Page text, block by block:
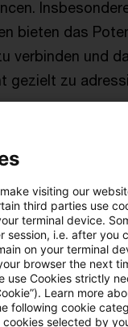
bieten das
verbinden und
gezielt zu
liegt
dass die
der
sondern
dass
zu
visiting our
third parties use
terminal device.
session, i.e. after you
on your terminal
browser the next
use Cookies strictly
Learn more
following cookie
cookies selected by